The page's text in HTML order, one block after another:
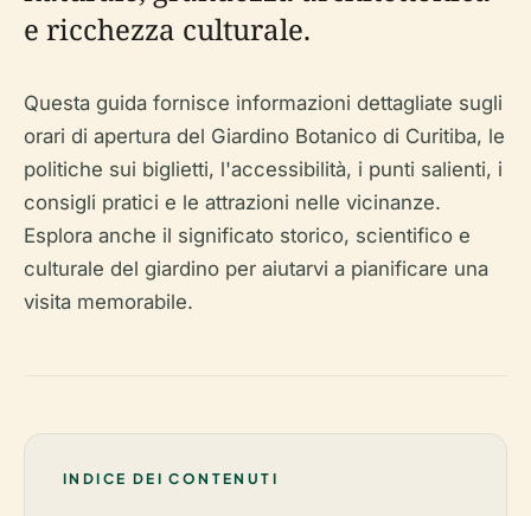
e ricchezza culturale.
Questa guida fornisce informazioni dettagliate sugli
orari di apertura del Giardino Botanico di Curitiba, le
politiche sui biglietti, l'accessibilità, i punti salienti, i
consigli pratici e le attrazioni nelle vicinanze.
Esplora anche il significato storico, scientifico e
culturale del giardino per aiutarvi a pianificare una
visita memorabile.
INDICE DEI CONTENUTI